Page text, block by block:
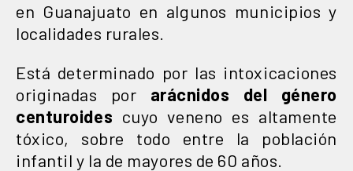
en Guanajuato en algunos municipios y
localidades rurales.
Está determinado por las intoxicaciones
originadas por arácnidos del género
centuroides cuyo veneno es altamente
tóxico, sobre todo entre la población
infantil y la de mayores de 60 años.